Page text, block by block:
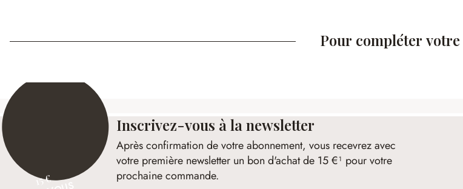
Pour compléter votre
15 €
Inscrivez-vous à la newsletter
Après confirmation de votre abonnement, vous recevrez avec
votre première newsletter un bon d'achat de 15 €¹ pour votre
prochaine commande.